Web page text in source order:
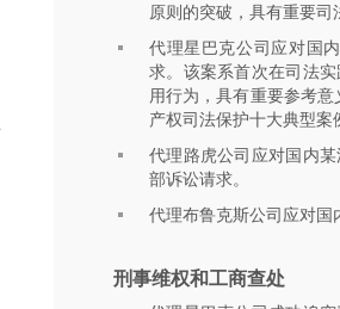
原则的突破，具有重要司
代理星巴克公司应对国
求。该案系首次在司法
用行为，具有重要参考
产权司法保护十大典型案
代理路虎公司应对国内
部诉讼请求。
代理布鲁克斯公司应对国
刑事维权和工商查处